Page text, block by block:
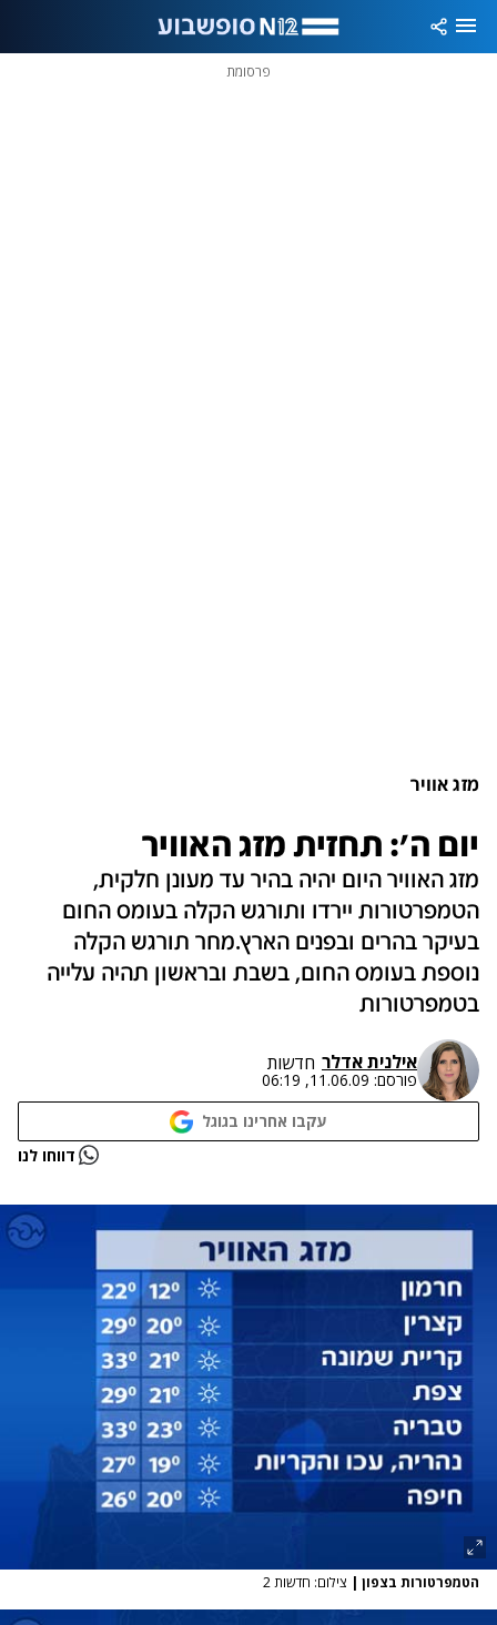
פרסומת
מזג אוויר
יום ה': תחזית מזג האוויר
מזג האוויר היום יהיה בהיר עד מעונן חלקית,
הטמפרטורות יירדו ותורגש הקלה בעומס החום
בעיקר בהרים ובפנים הארץ.מחר תורגש הקלה
נוספת בעומס החום, בשבת ובראשון תהיה עלייה
בטמפרטורות
אילנית אדלר חדשות
פורסם: 11.06.09, 06:19
עקבו אחרינו בגוגל
נתקלנו בבעיה דווחו לנו
הטמפרטורות בצפון | צילום: חדשות 2